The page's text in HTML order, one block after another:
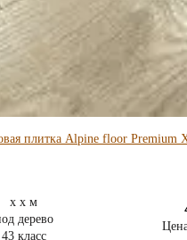
плитка Alpine floor Premium
x x м
дерево
43 класс